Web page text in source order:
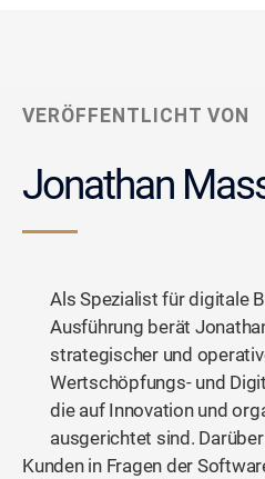
VERÖFFENTLICHT VON
Jonathan
Als Spezialist für digitale
Ausführung berät
strategischer und
Wertschöpfungs- und
die auf Innovation und
ausgerichtet sind.
Kunden in Fragen der